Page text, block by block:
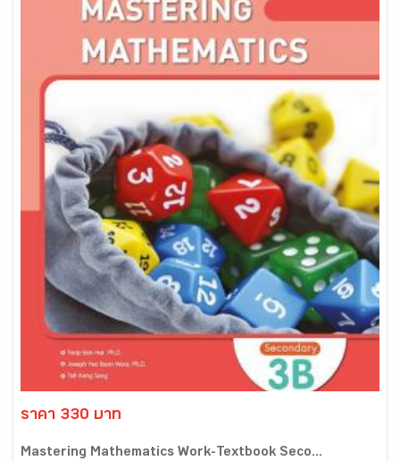
ราคา 330 บาท
Mastering Mathematics Work-Textbook Seco...